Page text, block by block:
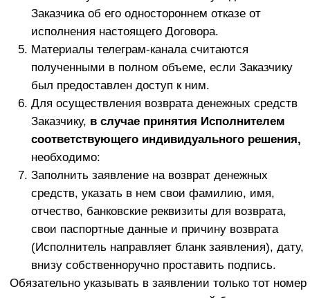
Исполнителем Заказчику о том, что
передаваемые сведения являются
конфиденциальными.
Запрещается передавать доступ к Телеграм-
размещаемая Исполнителем в Телеграм-канале/
Чате, является результатом интеллектуальной
деятельности Исполнителя. За каждый случай
нарушения Заказчик уплачивает компенсацию за
нарушение интеллектуальных прав в размере 300
000,00 руб.
7.1 За неисполнение или ненадлежащие исполнение
обязательств по договору, заключенному
несут ответственность согласно законодательству
Российской Федерации.
Недостоверное предоставление Заказчиком о
себе сведений, в том числе неполное